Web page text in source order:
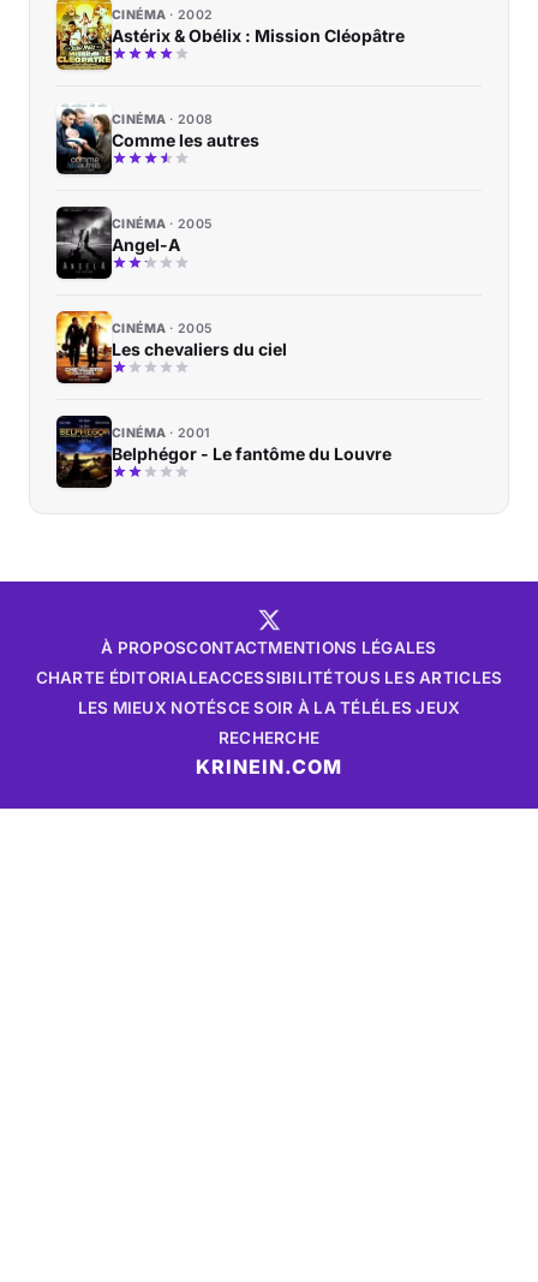
CINÉMA 2002
Astérix & Obélix : Mission Cléopâtre
CINÉMA 2008
Comme les autres
CINÉMA 2005
Angel-A
CINÉMA 2005
Les chevaliers du ciel
CINÉMA 2001
Belphégor - Le fantôme du Louvre
À PROPOSCONTACTMENTIONS LÉGALES
CHARTE ÉDITORIALEACCESSIBILITÉTOUS LES ARTICLES
LES MIEUX NOTÉSCE SOIR À LA TÉLÉLES JEUX
RECHERCHE
KRINEIN.COM